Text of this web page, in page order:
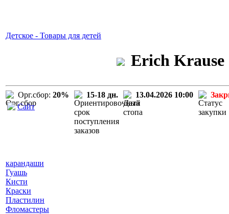
Детское - Товары для детей
Erich Krause
Орг.сбор: 20% 15-18 дн. 13.04.2026 10:00
Сайт
карандаши
Гуашь
Кисти
Краски
Пластилин
Фломастеры